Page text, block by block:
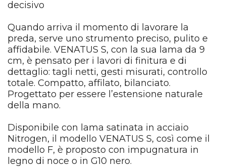
decisivo
Quando arriva il momento di lavorare la
preda, serve uno strumento preciso, pulito e
affidabile. VENATUS S, con la sua lama da 9
cm, è pensato per i lavori di finitura e di
dettaglio: tagli netti, gesti misurati, controllo
totale. Compatto, affilato, bilanciato.
Progettato per essere l’estensione naturale
della mano.
Disponibile con lama satinata in acciaio
Nitrogen, il modello VENATUS S, così come il
modello F, è proposto con impugnatura in
legno di noce o in G10 nero.